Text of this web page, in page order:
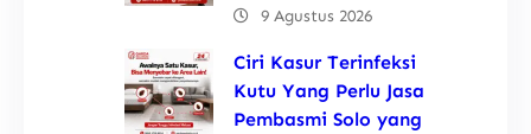
9 Agustus 2026
Ciri Kasur Terinfeksi
Kutu Yang Perlu Jasa
Pembasmi Solo yang